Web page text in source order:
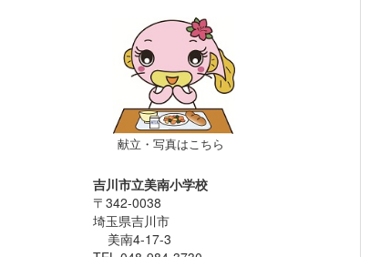
献立・写真はこちら
吉川市立美南小学校
〒342-0038
埼玉県吉川市
美南4-17-3